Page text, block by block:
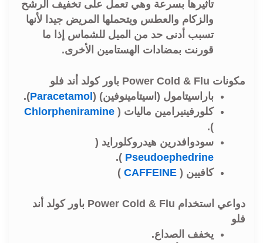
تأثيرها بسرعة وهي تعمل على تخفيف الرشح
والزكام والعطس ويتحملها المريض جيدا لأنها
تسبب أدنى حد من الميل للشماس إذا ما
قورنت بمضادات الهستامين الأخرى.
مكونات Power Cold & Flu باور كولد أند فلو
باراسيتامول (اسيتامينوفين) ( Paracetamol
).
كلورفينيرامين ماليات ( Chlorpheniramine
).
سودوافدرين هيدروكلورايد (
Pseudoephedrine
).
كافيين ( CAFFEINE
)
دواعي استخدام Power Cold & Flu باور كولد أند
فلو
يخفف الصداع.